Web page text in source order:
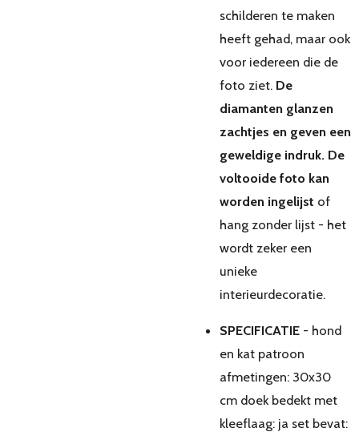
schilderen te maken
heeft gehad, maar ook
voor iedereen die de
foto ziet. De
diamanten glanzen
zachtjes en geven een
geweldige indruk. De
voltooide foto kan
worden ingelijst of
hang zonder lijst - het
wordt zeker een
unieke
interieurdecoratie.
SPECIFICATIE - hond
en kat patroon
afmetingen: 30x30
cm doek bedekt met
kleeflaag: ja set bevat: